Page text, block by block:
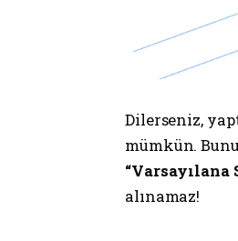
Dilerseniz,
mümkün.
“Varsayılana
alınamaz!